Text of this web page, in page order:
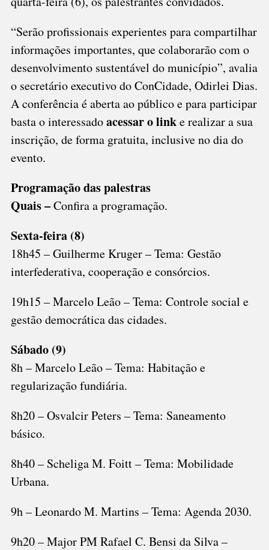
“Serão profissionais experientes para compartilhar
informações importantes, que colaborarão com o
desenvolvimento sustentável do município”, avalia
o secretário executivo do ConCidade, Odirlei Dias.
A conferência é aberta ao público e para participar
basta o interessadoacessar o linke realizar a sua
inscrição, de forma gratuita, inclusive no dia do
evento.
Programação das palestras
Quais –Confira a programação.
Sexta-feira (8)
18h45 – Guilherme Kruger – Tema: Gestão
interfederativa, cooperação e consórcios.
19h15 – Marcelo Leão – Tema: Controle social e
gestão democrática das cidades.
Sábado (9)
8h – Marcelo Leão – Tema: Habitação e
regularização fundiária.
8h20 – Osvalcir Peters – Tema: Saneamento
básico.
8h40 – Scheliga M. Foitt – Tema: Mobilidade
Urbana.
9h – Leonardo M. Martins – Tema: Agenda 2030.
9h20 – Major PM Rafael C. Bensi da Silva –